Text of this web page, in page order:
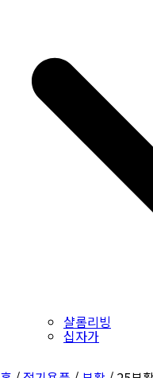
샬롬리빙
십자가